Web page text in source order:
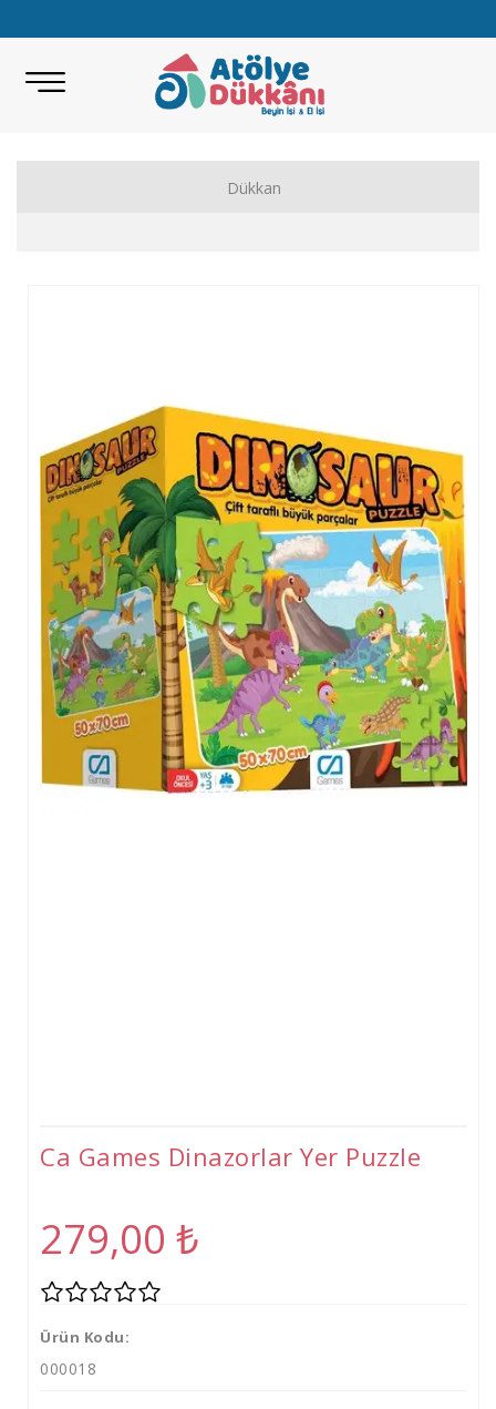
Dükkan
Bilimsel Setler
Kitap
Tişört
Oyuncak
Atölyeler
Gelişim Atölyeleri (2-6 Yaş)
Beceri Atölyeleri(5-12 Yaş)
Ca Games Dinazorlar Yer Puzzle
279,00 ₺
Ürün Kodu:
000018